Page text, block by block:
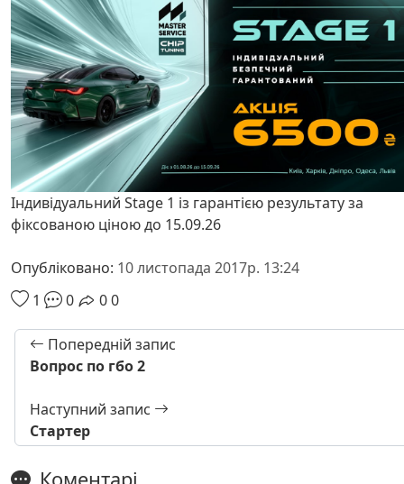
Індивідуальний Stage 1 із гарантією результату за
фіксованою ціною до 15.09.26
Опубліковано: 10 листопада 2017р. 13:24
1
0 00
Попередній запис
Вопрос по гбо 2
Наступний запис
Стартер
Коментарі